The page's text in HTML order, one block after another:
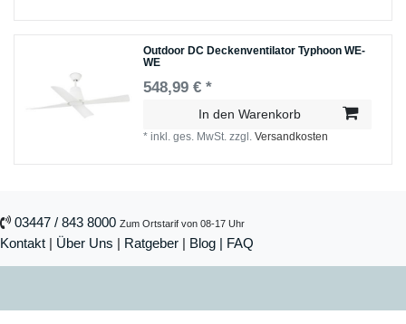
Outdoor DC Deckenventilator Typhoon WE-
WE
548,99 € *
In den Warenkorb
*inkl. ges. MwSt. zzgl.Versandkosten
03447 / 843 8000 Zum Ortstarif von 08-17 Uhr
Kontakt | Über Uns | Ratgeber | Blog | FAQ